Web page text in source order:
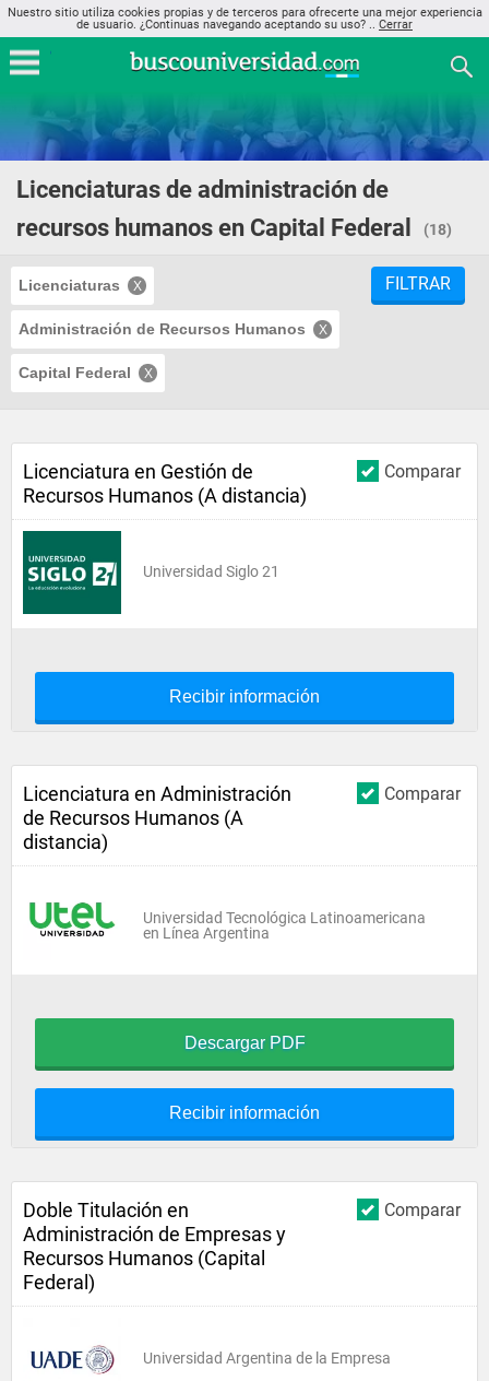
Nuestro sitio utiliza cookies propias y de terceros para ofrecerte una mejor experiencia
de usuario. ¿Continuas navegando aceptando su uso? .. Cerrar
Licenciaturas de administración de
recursos humanos en Capital Federal
(18)
Licenciaturas
Administración de Recursos Humanos
Capital Federal
FILTRAR
Comparar
Licenciatura en Gestión de
Recursos Humanos (A distancia)
Universidad Siglo 21
Recibir información
Comparar
Licenciatura en Administración
de Recursos Humanos (A
distancia)
Universidad Tecnológica Latinoamericana
en Línea Argentina
Descargar PDF
Recibir información
Comparar
Doble Titulación en
Administración de Empresas y
Recursos Humanos (Capital
Federal)
Universidad Argentina de la Empresa